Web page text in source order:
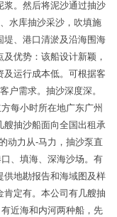
浆。然后将泥沙通过抽沙
水库抽沙采沙，吹填施
堤、港口清淤及沿海围海
优势：该船设计新颖，
运行成本低。可根据客
户需求。抽沙深度深。
每小时所在地广东广州
艘抽沙船面向全国出租承
动力从-马力，抽沙泵直
、填海、深海沙场。有
供地勘报告和海域图及样
定有。本公司有几艘抽
近海和内河两种船，先